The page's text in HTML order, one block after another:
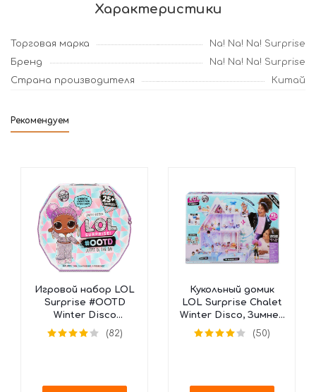
Характеристики
Торговая марка
Na! Na! Na! Surprise
Бренд
Na! Na! Na! Surprise
Страна производителя
Китай
Рекомендуем
Игровой набор LOL
Surprise #OOTD
Winter Disco
Календарь, 562504
(25 сюрпризов)
(82)
Кукольный домик
LOL Surprise Chalet
Winter Disco, Зимнее
Шале, 562207
(50)